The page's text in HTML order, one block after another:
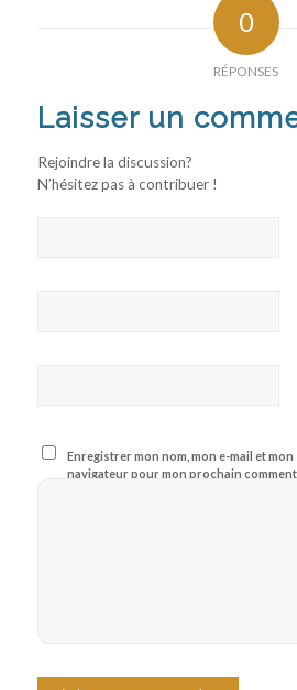
0
RÉPONSES
Laisser un
Rejoindre la discussion?
N’hésitez pas à contribuer !
Enregistrer mon nom, mon e-mail et mon
navigateur pour mon prochain